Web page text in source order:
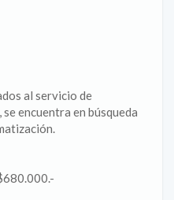
al servicio de
encuentra en búsqueda